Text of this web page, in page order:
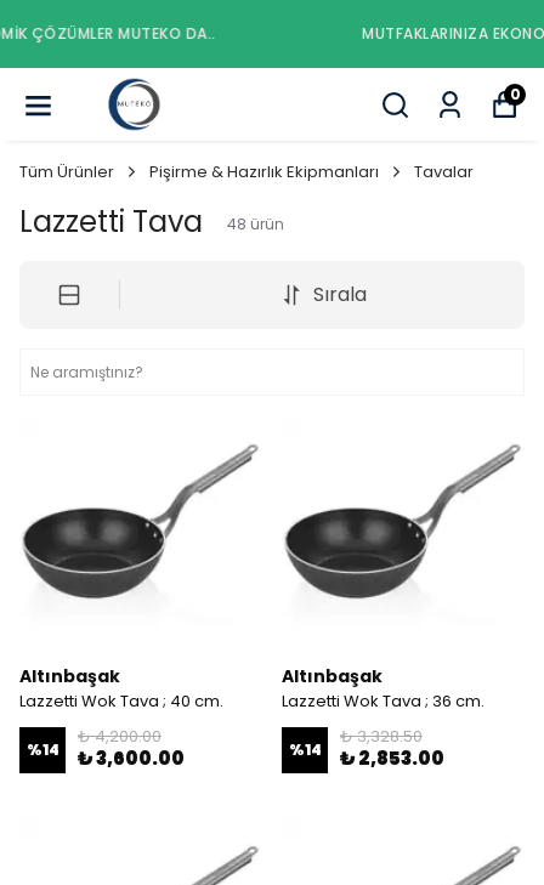
MUTFAKLARINIZA EKONOMIK ÇÖZÜMLER MUTEKO DA..
0
Tüm Ürünler Pişirme & Hazırlık Ekipmanları Tavalar
Lazzetti Tava 48 ürün
Sırala
Altınbaşak
Lazzetti Wok Tava ; 40 cm.
%14
₺ 4,200.00
₺ 3,600.00
Altınbaşak
Lazzetti Wok Tava ; 36 cm.
%14
₺ 3,328.50
₺ 2,853.00